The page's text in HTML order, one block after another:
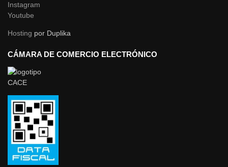
Instagram
Youtube
Hosting por Duplika
CÁMARA DE COMERCIO ELECTRÓNICO